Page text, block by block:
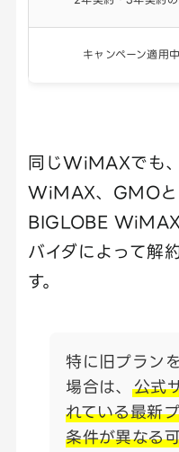
キャンペーン適用
同じWiMAXでも
WiMAX、GMOと
BIGLOBE WiMAX
バイダによって解
す。
特に旧プラン
場合は、 公式
れている最新
条件が異なる